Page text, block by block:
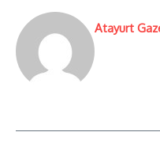
Atayurt